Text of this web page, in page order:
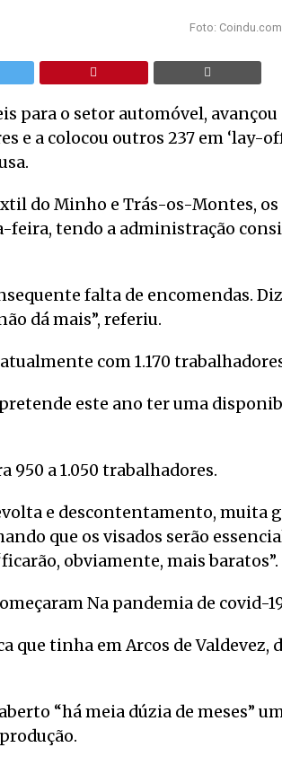
Foto:
para o setor automóvel, avançou
e a colocou outros 237 em ‘lay-
do Minho e Trás-os-Montes, os
tendo a administração
falta de encomendas.
dá mais”, referiu.
com 1.170
este ano ter uma
950 a 1.050 trabalhadores.
e descontentamento, muita
que os visados serão
obviamente, mais baratos”.
Na pandemia de covid-
que tinha em Arcos de Valdevez,
“há meia dúzia de meses”